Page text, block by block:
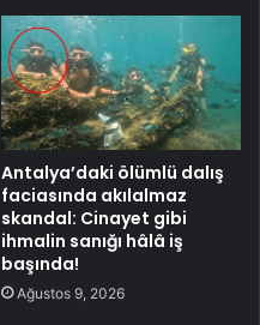
Antalya’daki ölümlü dalış
faciasında akılalmaz
skandal: Cinayet gibi
ihmalin sanığı hâlâ iş
başında!
Ağustos 9, 2026